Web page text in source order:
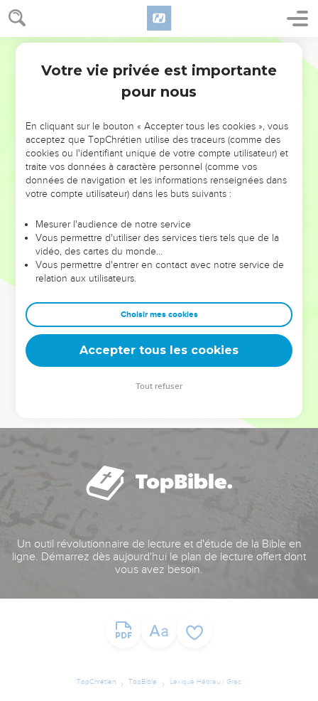
NE MANQUEZ PAS L’ÉVÉNEMENT
DE L’ANNÉE !
ET SI LEURS ERREURS POUVAIENT VOUS ÉVITER LES
VOTRES ?
leur foi ou leur vision. Mais on voit moins les doutes, les erreurs
et les saisons difficiles qu'ils ont traversés, alors même que ce
sont elles qui les ont façonnés.
Dans cette conférence, leaders, entrepreneurs, et responsables
clés pour avancer avec plus de sagesse afin que leurs erreurs
deviennent vos tremplins. Que vous guidiez un ministère, une
équipe, un groupe ou une famille, leur expérience est faite
Un outil révolutionnaire de lecture et d'étude de la Bible en
ligne. Démarrez dès aujourd'hui le plan de lecture offert dont
vous avez besoin.
TopChrétien TopBible Lexique Hébreu / Grec
Votre vie privée est importante
pour nous
En cliquant sur le bouton « Accepter tous les cookies », vous
acceptez que TopChrétien utilise des traceurs (comme des
cookies ou l'identifiant unique de votre compte utilisateur) et
traite vos données à caractère personnel (comme vos
données de navigation et les informations renseignées dans
votre compte utilisateur) dans les buts suivants :
Mesurer l'audience de notre service
Vous permettre d'utiliser des services tiers tels que de la
vidéo, des cartes du monde…
Vous permettre d'entrer en contact avec notre service de
relation aux utilisateurs.
Choisir mes cookies
Accepter tous les cookies
Tout refuser